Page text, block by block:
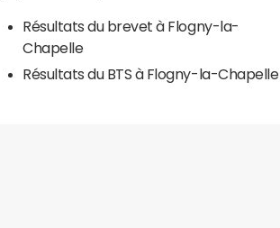
Résultats du brevet à Flogny-la-
Chapelle
Résultats du BTS à Flogny-la-Chapelle